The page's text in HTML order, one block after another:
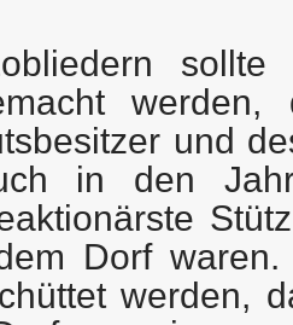
und
in den
Dorf
werden,